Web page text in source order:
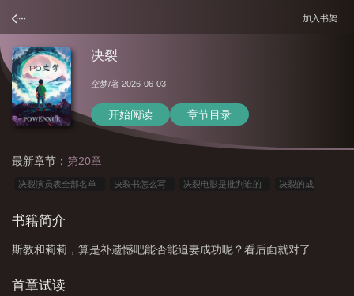
加入书架
决裂
空梦/著 2026-06-03
开始阅读 章节目录
最新章节： 第20章
决裂演员表全部名单 决裂书怎么写 决裂电影是批判谁的 决裂的成
词 决裂阡陌
完整版播放 决裂的拼音 决裂英文 决裂电影是哪一年拍的 决裂电影主题
书籍简介
斯教和莉莉，算是补遗憾吧能否能追妻成功呢？看后面就对了
首章试读